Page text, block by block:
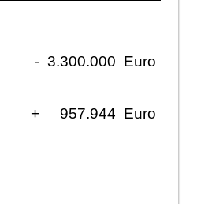
- 3.300.000 Euro
+ 957.944 Euro